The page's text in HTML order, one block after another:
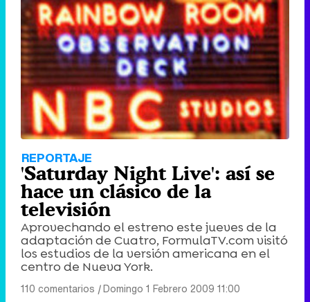
REPORTAJE
'Saturday Night Live': así se
hace un clásico de la
televisión
Aprovechando el estreno este jueves de la
adaptación de Cuatro, FormulaTV.com visitó
los estudios de la versión americana en el
centro de Nueva York.
110 comentarios |Domingo 1 Febrero 2009 11:00